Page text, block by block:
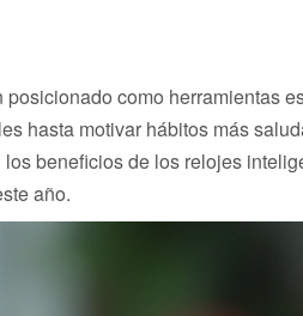
como herramientas
hasta motivar hábitos más
beneficios de los relojes
año.